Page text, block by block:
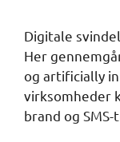
Digitale
Her
og artificially
virksomheder
brand og